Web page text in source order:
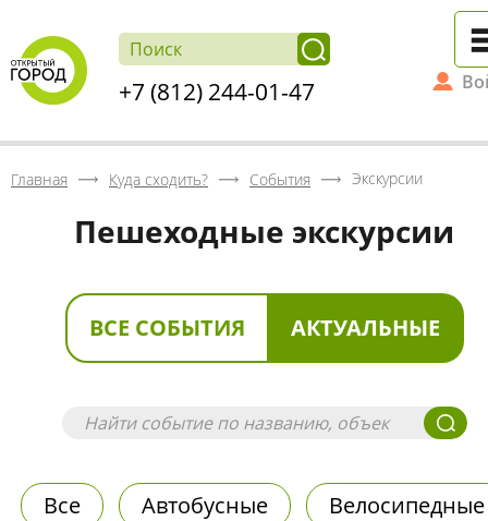
+7 (812) 244-01-47
Главная Куда сходить? События Экскурсии
Пешеходные экскурсии
ВСЕ СОБЫТИЯ АКТУАЛЬНЫЕ
Все Автобусные Велосипедные